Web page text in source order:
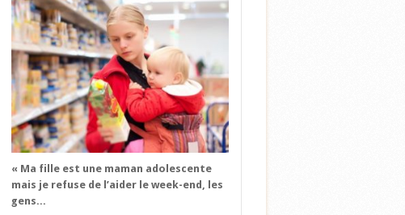
« Ma fille est une maman adolescente
mais je refuse de l’aider le week-end, les
gens...